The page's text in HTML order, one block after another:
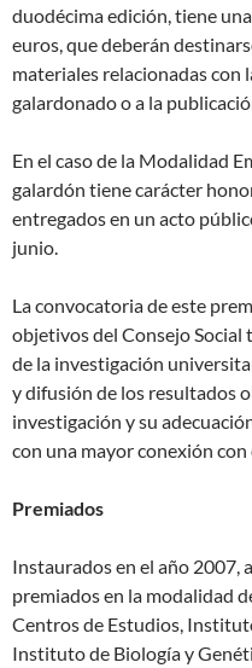
duodécima edición, tiene
euros, que deberán
materiales relacionadas con
galardonado o a la
En el caso de la Modalidad
galardón tiene carácter
entregados en un acto
junio.
La convocatoria de este
objetivos del Consejo Social
de la investigación
y difusión de los resultados
investigación y su
con una mayor conexión
Premiados
Instaurados en el año 2007,
premiados en la modalidad
Centros de Estudios,
Instituto de Biología y